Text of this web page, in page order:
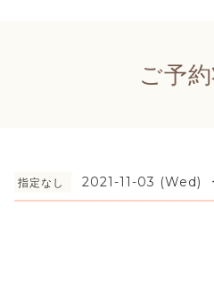
ご予
指定なし 2021-11-03 (Wed)